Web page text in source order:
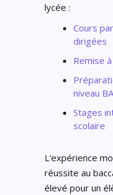
lycée :
Cours
dirigées
Remise
niveau
Stages
scolaire
L'expérience
réussite au
élevé pour un